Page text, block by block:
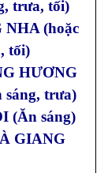
trưa, tối)
NHA (hoặc
tối)
HƯƠNG
trưa)
(Ăn sáng)
GIANG